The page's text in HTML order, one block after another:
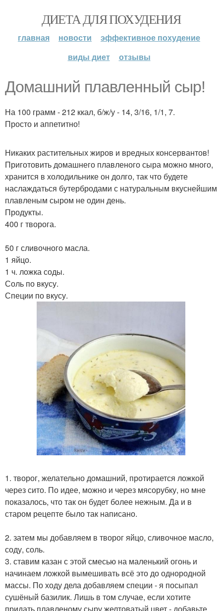
ДИЕТА ДЛЯ ПОХУДЕНИЯ
главная новости
эффективное похудение
виды диет
отзывы
Домашний плавленный сыр!
На 100 грамм - 212 ккал, б/ж/у - 14, 3/16, 1/1, 7.
Просто и аппетитно!
Никаких растительных жиров и вредных консервантов!
Приготовить домашнего плавленого сыра можно много,
хранится в холодильнике он долго, так что будете
наслаждаться бутербродами с натуральным вкуснейшим
плавленым сыром не один день.
Продукты.
400 г творога.
50 г сливочного масла.
1 яйцо.
1 ч. ложка соды.
Соль по вкусу.
Специи по вкусу.
1. творог, желательно домашний, протирается ложкой
через сито. По идее, можно и через мясорубку, но мне
показалось, что так он будет более нежным. Да и в
старом рецепте было так написано.
2. затем мы добавляем в творог яйцо, сливочное масло,
соду, соль.
3. ставим казан с этой смесью на маленький огонь и
начинаем ложкой вымешивать всё это до однородной
массы. По ходу дела добавляем специи - я посыпал
сушёный базилик. Лишь в том случае, если хотите